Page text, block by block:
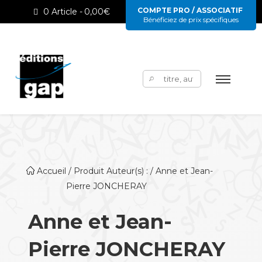
0 Article 0,00€
COMPTE PRO / ASSOCIATIF
Bénéficiez de prix spécifiques
Rechercher :
Accueil / Produit Auteur(s) : / Anne et Jean-
Pierre JONCHERAY
Anne et Jean-
Pierre JONCHERAY